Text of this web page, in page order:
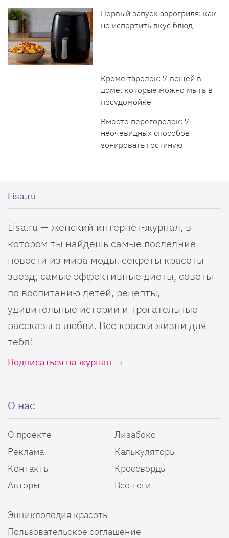
Первый запуск аэрогриля: как
не испортить вкус блюд
Кроме тарелок: 7 вещей в
доме, которые можно мыть в
посудомойке
Вместо перегородок: 7
неочевидных способов
зонировать гостиную
Lisa.ru
Lisa.ru — женский интернет-журнал, в
котором ты найдешь самые последние
новости из мира моды, секреты красоты
звезд, самые эффективные диеты, советы
по воспитанию детей, рецепты,
удивительные истории и трогательные
рассказы о любви. Все краски жизни для
тебя!
Подписаться на журнал
О нас
О проекте
Реклама
Контакты
Авторы
Лизабокс
Калькуляторы
Кроссворды
Все теги
Энциклопедия красоты
Пользовательское соглашение